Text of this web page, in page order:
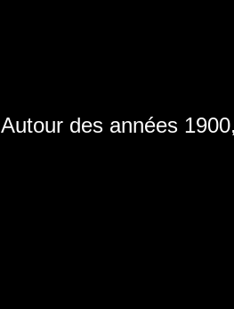
Autour des années